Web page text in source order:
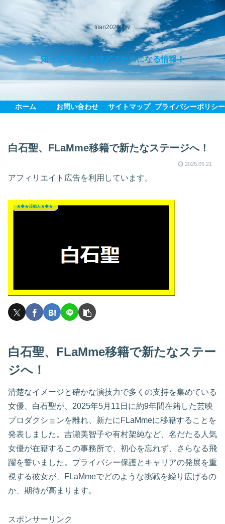
titan2021.xyz
知ってる？なるほど？ためになる情報！
ホーム お問い合わせ サイトマップ プライバシーポリシー
白石聖、FLaMme移籍で新たなステージへ！
2025.05.21
アフィリエイト広告を利用しています。
★◆★芸能人★◆★
白石聖、FLaMme移籍で新たなステー
ジへ！
清楚なイメージと確かな演技力で多くの支持を集めている
女優、白石聖が、2025年5月11日に約9年間在籍した芸映
プロダクションを離れ、新たにFLaMmeに移籍することを
発表しました。吉瀬美智子や有村架純など、名だたる人気
女優が在籍するこの事務所で、初心を忘れず、さらなる飛
躍を誓いました。プライバシー保護とキャリアの発展を重
視する彼女が、FLaMmeでどのような挑戦を繰り広げるの
か、期待が高まります。
スポンサーリンク